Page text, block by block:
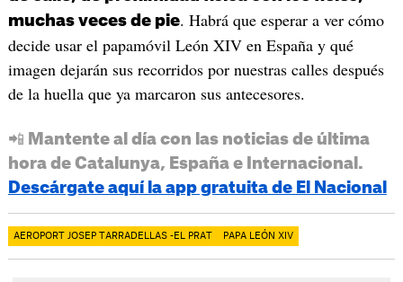
muchas veces de pie. Habrá que esperar a ver cómo
decide usar el papamóvil León XIV en España y qué
imagen dejarán sus recorridos por nuestras calles después
de la huella que ya marcaron sus antecesores.
📲 Mantente al día con las noticias de última
hora de Catalunya, España e Internacional.
Descárgate aquí la app gratuita de El Nacional
AEROPORT JOSEP TARRADELLAS -EL PRAT PAPA LEÓN XIV